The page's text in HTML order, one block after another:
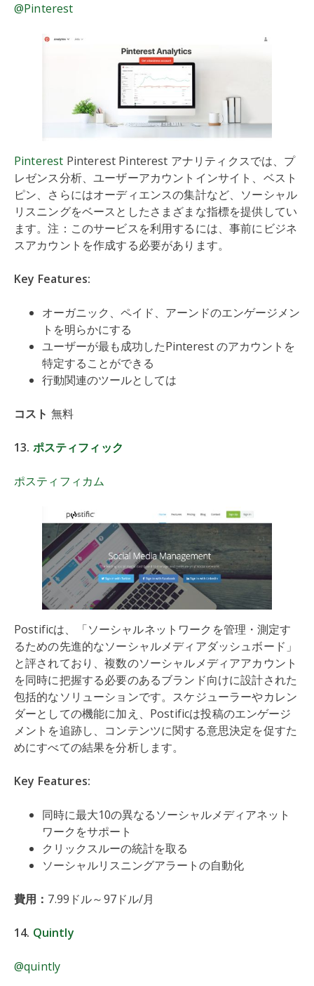
@Pinterest
Pinterest Pinterest Pinterest アナリティクスでは、プ
レゼンス分析、ユーザーアカウントインサイト、ベスト
ピン、さらにはオーディエンスの集計など、ソーシャル
リスニングをベースとしたさまざまな指標を提供してい
ます。注：このサービスを利用するには、事前にビジネ
スアカウントを作成する必要があります。
Key Features:
オーガニック、ペイド、アーンドのエンゲージメン
トを明らかにする
ユーザーが最も成功したPinterest のアカウントを
特定することができる
行動関連のツールとしては
コスト 無料
13. ポスティフィック
ポスティフィカム
Postificは、「ソーシャルネットワークを管理・測定す
るための先進的なソーシャルメディアダッシュボード」
と評されており、複数のソーシャルメディアアカウント
を同時に把握する必要のあるブランド向けに設計された
包括的なソリューションです。スケジューラーやカレン
ダーとしての機能に加え、Postificは投稿のエンゲージ
メントを追跡し、コンテンツに関する意思決定を促すた
めにすべての結果を分析します。
Key Features:
同時に最大10の異なるソーシャルメディアネット
ワークをサポート
クリックスルーの統計を取る
ソーシャルリスニングアラートの自動化
費用： 7.99ドル～97ドル/月
14. Quintly
@quintly